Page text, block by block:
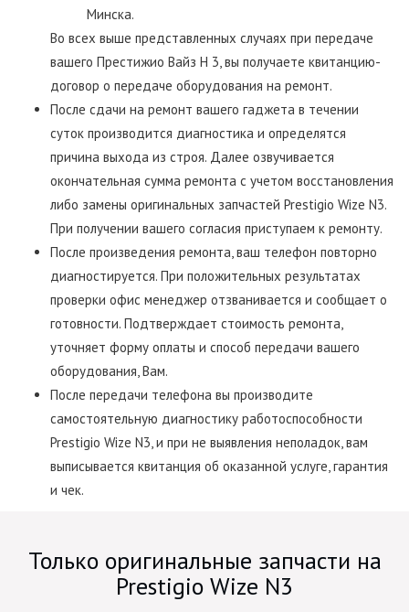
Минска.
Во всех выше представленных случаях при передаче
вашего Престижио Вайз Н 3, вы получаете квитанцию-
договор о передаче оборудования на ремонт.
После сдачи на ремонт вашего гаджета в течении
суток производится диагностика и определятся
причина выхода из строя. Далее озвучивается
окончательная сумма ремонта с учетом восстановления
либо замены оригинальных запчастей Prestigio Wize N3.
При получении вашего согласия приступаем к ремонту.
После произведения ремонта, ваш телефон повторно
диагностируется. При положительных результатах
проверки офис менеджер отзванивается и сообщает о
готовности. Подтверждает стоимость ремонта,
уточняет форму оплаты и способ передачи вашего
оборудования, Вам.
После передачи телефона вы производите
самостоятельную диагностику работоспособности
Prestigio Wize N3, и при не выявления неполадок, вам
выписывается квитанция об оказанной услуге, гарантия
и чек.
Только оригинальные запчасти на
Prestigio Wize N3